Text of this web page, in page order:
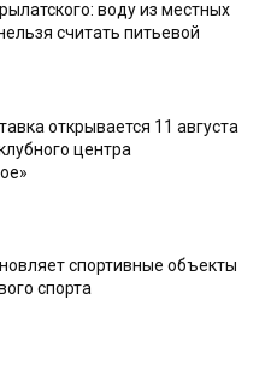
воду из местных
считать питьевой
открывается 11 августа
центра
спортивные объекты
спорта